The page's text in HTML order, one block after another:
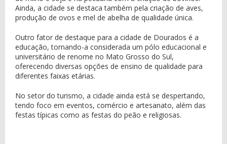
Ainda, a cidade se destaca também pela criação de aves,
produção de ovos e mel de abelha de qualidade única.
Outro fator de destaque para a cidade de Dourados é a
educação, tornando-a considerada um pólo educacional e
universitário de renome no Mato Grosso do Sul,
oferecendo diversas opções de ensino de qualidade para
diferentes faixas etárias.
No setor do turismo, a cidade ainda está se despertando,
tendo foco em eventos, comércio e artesanato, além das
festas típicas como as festas do peão e religiosas.